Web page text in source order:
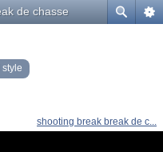
de chasse
style
shooting break break de c...